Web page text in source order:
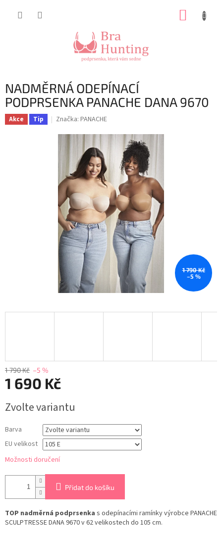
NADMĚRNÁ ODEPÍNACÍ
PODPRSENKA PANACHE DANA 9670
Akce Tip Značka: PANACHE
1 790 Kč
–5 %
1 790 Kč –5 %
1 690 Kč
cena:
Zvolte variantu
Barva
EU velikost
Možnosti doručení
Přidat do košíku
TOP nadměrná podprsenka s odepínacími ramínky výrobce PANACHE
SCULPTRESSE DANA 9670 v 62 velikostech do 105 cm.